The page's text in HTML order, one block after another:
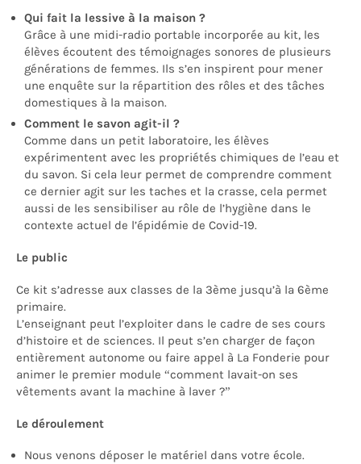
Qui fait la lessive à la maison ?
Grâce à une midi-radio portable incorporée au kit, les
élèves écoutent des témoignages sonores de plusieurs
générations de femmes. Ils s’en inspirent pour mener
une enquête sur la répartition des rôles et des tâches
domestiques à la maison.
Comment le savon agit-il ?
Comme dans un petit laboratoire, les élèves
expérimentent avec les propriétés chimiques de l’eau et
du savon. Si cela leur permet de comprendre comment
ce dernier agit sur les taches et la crasse, cela permet
aussi de les sensibiliser au rôle de l’hygiène dans le
contexte actuel de l’épidémie de Covid-19.
Le public
Ce kit s’adresse aux classes de la 3ème jusqu’à la 6ème
primaire.
L’enseignant peut l’exploiter dans le cadre de ses cours
d’histoire et de sciences. Il peut s’en charger de façon
entièrement autonome ou faire appel à La Fonderie pour
animer le premier module “comment lavait-on ses
vêtements avant la machine à laver ?”
Le déroulement
Nous venons déposer le matériel dans votre école.